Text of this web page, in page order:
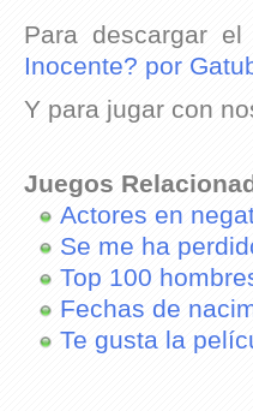
Para descargar
Inocente? por
Y para jugar con
Juegos
Actores en
Se me ha
Top 100
Fechas de
Te gusta la